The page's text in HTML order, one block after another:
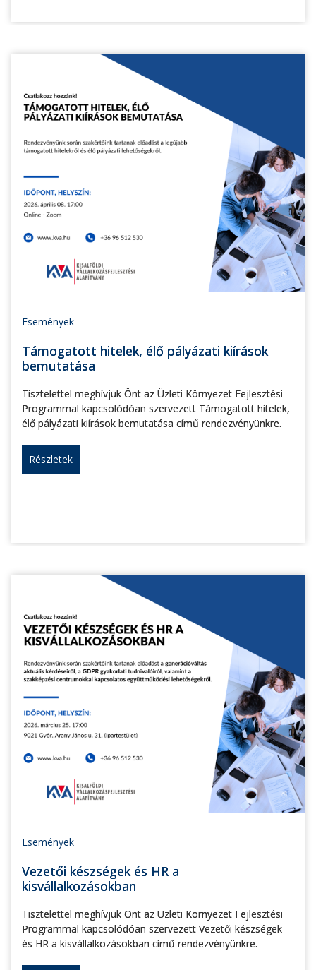
Események
Támogatott hitelek, élő pályázati kiírások
bemutatása
Tisztelettel meghívjuk Önt az Üzleti Környezet Fejlesztési
Programmal kapcsolódóan szervezett Támogatott hitelek,
élő pályázati kiírások bemutatása című rendezvényünkre.
Részletek
Események
Vezetői készségek és HR a
kisvállalkozásokban
Tisztelettel meghívjuk Önt az Üzleti Környezet Fejlesztési
Programmal kapcsolódóan szervezett Vezetői készségek
és HR a kisvállalkozásokban című rendezvényünkre.